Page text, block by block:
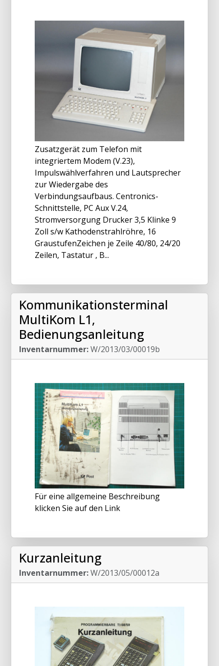
Zusatzgerät zum Telefon mit
integriertem Modem (V.23),
Impulswählverfahren und Lautsprecher
zur Wiedergabe des
Verbindungsaufbaus. Centronics-
Schnittstelle, PC Aux V.24,
Stromversorgung Drucker 3,5 Klinke 9
Zoll s/w Kathodenstrahlröhre, 16
GraustufenZeichen je Zeile 40/80, 24/20
Zeilen, Tastatur , B...
Kommunikationsterminal
MultiKom L1,
Bedienungsanleitung
Inventarnummer:W/2013/03/00019b
Für eine allgemeine Beschreibung
klicken Sie auf den Link
Kurzanleitung
Inventarnummer:W/2013/05/00012a